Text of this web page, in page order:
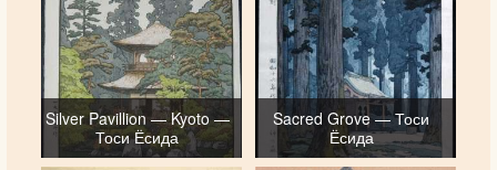
Silver Pavillion — Kyoto —
Тоси Ёсида
Sacred Grove — Тоси
Ёсида